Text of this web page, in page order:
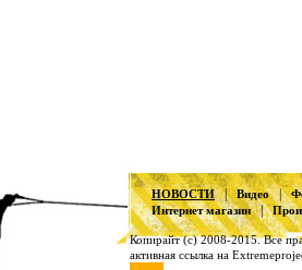
НОВОСТИ|Видео|
Интернет магазин|
Копирайт (с) 2008-2015. Все
активная ссылка на